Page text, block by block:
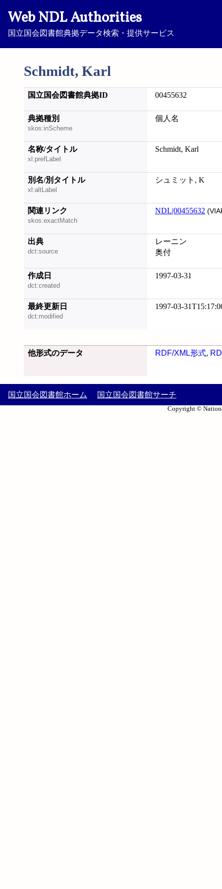
Web NDL Authorities
国立国会図書館典拠データ検索・提供サービス
Schmidt, Karl
国立国会図書館典拠ID 00455632
典拠種別
skos:inScheme
個人名
名称/タイトル
xl:prefLabel
Schmidt, Karl
別名/別タイトル
xl:altLabel
シュミット, K
関連リンク
skos:exactMatch
NDL|00455632
出典
dct:source
レーニン
奥付
作成日
dct:created
1997-03-31
最終更新日
dct:modified
1997-03-
他形式のデータ RDF/XML形式,
国立国会図書館ホーム 国立国会図書館サーチ
Copyright ©